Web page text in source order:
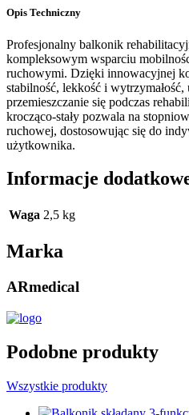
Opis Techniczny
Profesjonalny balkonik
kompleksowym wsparciu
ruchowymi. Dzięki innowacyjnej
stabilność, lekkość i
przemieszczanie się podczas
krocząco-stały pozwala na
ruchowej, dostosowując się do
użytkownika.
Informacje
Waga 2,5 kg
Marka
ARmedical
Podobne produkty
Wszystkie produkty